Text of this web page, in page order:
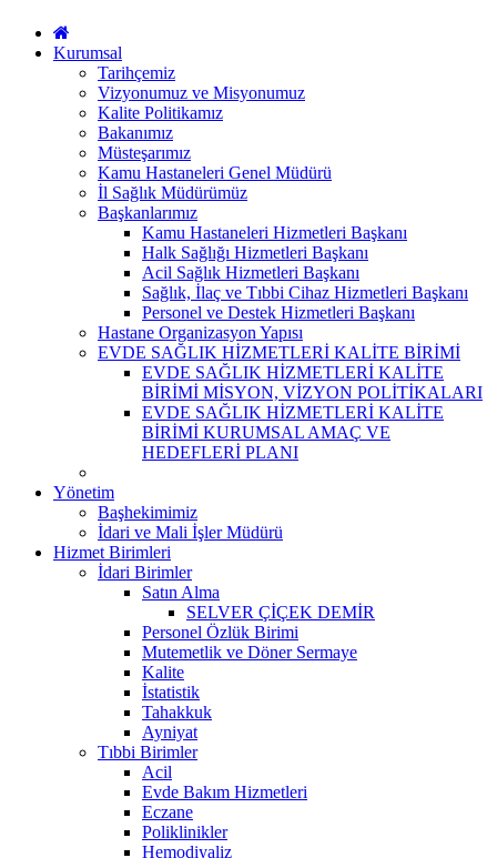
Kurumsal
Tarihçemiz
Vizyonumuz ve Misyonumuz
Kalite Politikamız
Bakanımız
Müsteşarımız
Kamu Hastaneleri Genel Müdürü
İl Sağlık Müdürümüz
Başkanlarımız
Kamu Hastaneleri Hizmetleri Başkanı
Halk Sağlığı Hizmetleri Başkanı
Acil Sağlık Hizmetleri Başkanı
Sağlık, İlaç ve Tıbbi Cihaz Hizmetleri Başkanı
Personel ve Destek Hizmetleri Başkanı
Hastane Organizasyon Yapısı
EVDE SAĞLIK HİZMETLERİ KALİTE BİRİMİ
EVDE SAĞLIK HİZMETLERİ KALİTE
BİRİMİ MİSYON, VİZYON POLİTİKALARI
EVDE SAĞLIK HİZMETLERİ KALİTE
BİRİMİ KURUMSAL AMAÇ VE
HEDEFLERİ PLANI
Yönetim
Başhekimimiz
İdari ve Mali İşler Müdürü
Hizmet Birimleri
İdari Birimler
Satın Alma
SELVER ÇİÇEK DEMİR
Personel Özlük Birimi
Mutemetlik ve Döner Sermaye
Kalite
İstatistik
Tahakkuk
Ayniyat
Tıbbi Birimler
Acil
Evde Bakım Hizmetleri
Eczane
Poliklinikler
Hemodiyaliz